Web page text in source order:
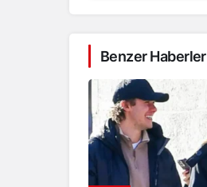
Benzer Haberler